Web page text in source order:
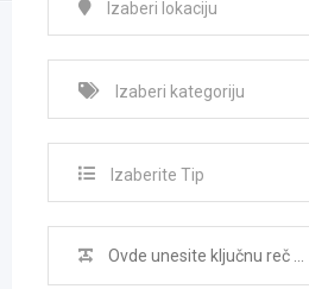
Izaberite Tip